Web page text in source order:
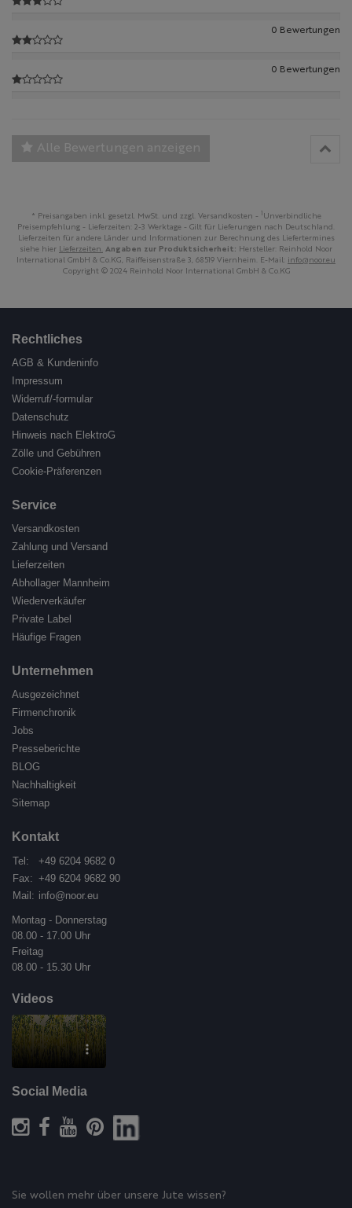
0 Bewertungen
0 Bewertungen
Alle Bewertungen anzeigen
* Preisangaben inkl. gesetzl. MwSt. und zzgl. Versandkosten -
Unverbindliche
Preisempfehlung - Lieferzeiten: 2-3 Werktage - Gilt für Lieferungen nach Deutschland.
Lieferzeiten für andere Länder und Informationen zur Berechnung des Liefertermines
siehe hier Lieferzeiten. Angaben zur Produktsicherheit: Hersteller: Reinhold Noor
International GmbH & Co.KG, Raiffeisenstraße 3, 68519 Viernheim. E-Mail: info@noor.eu
Copyright © 2024 Reinhold Noor International GmbH & Co.KG
Rechtliches
AGB & Kundeninfo
Impressum
Widerruf/-formular
Datenschutz
Hinweis nach ElektroG
Zölle und Gebühren
Cookie-Präferenzen
Service
Versandkosten
Zahlung und Versand
Lieferzeiten
Abhollager Mannheim
Wiederverkäufer
Private Label
Häufige Fragen
Unternehmen
Ausgezeichnet
Firmenchronik
Jobs
Presseberichte
BLOG
Nachhaltigkeit
Sitemap
Kontakt
Tel:
+49 6204 9682 0
Fax: +49 6204 9682 90
Mail: info@noor.eu
Montag - Donnerstag
08.00 - 17.00 Uhr
Freitag
08.00 - 15.30 Uhr
Videos
Social Media
Sie wollen mehr über unsere Jute wissen?